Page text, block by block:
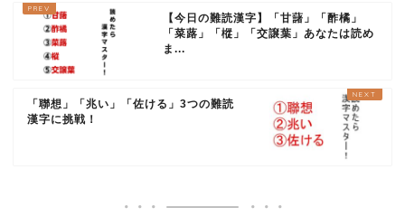
【今日の難読漢字】「甘藷」「酢橘」
「菜蕗」「樅」「交譲葉」あなたは読め
ま...
「聯想」「兆い」「佐ける」3つの難読
漢字に挑戦！